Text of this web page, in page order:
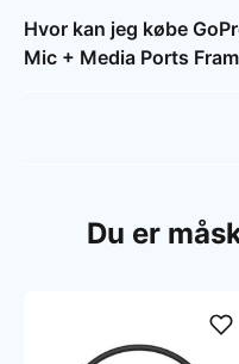
Hvor kan jeg købe
Mic + Media Ports
Du er